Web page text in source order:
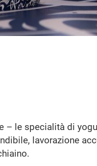
– le specialità di
lavorazione